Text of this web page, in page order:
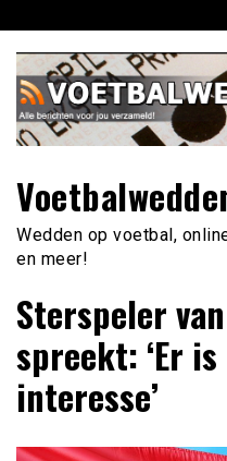
naar
inhoud
Wedden op voetbal,
en meer!
Sterspeler
spreekt: ‘Er
interesse’